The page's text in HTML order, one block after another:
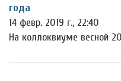
года
14 февр. 2019 г., 22:40
На коллоквиуме весной